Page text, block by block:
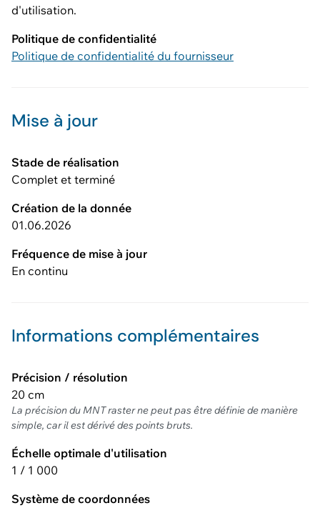
d'utilisation.
Politique de confidentialité
Politique de confidentialité du fournisseur
Mise à jour
Stade de réalisation
Complet et terminé
Création de la donnée
01.06.2026
Fréquence de mise à jour
En continu
Informations complémentaires
Précision / résolution
20 cm
La précision du MNT raster ne peut pas être définie de manière
simple, car il est dérivé des points bruts.
Échelle optimale d'utilisation
1 / 1 000
Système de coordonnées